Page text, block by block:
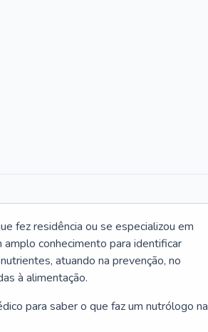
fez residência ou se especializou em
conhecimento para identificar
atuando na prevenção, no
à alimentação.
para saber o que faz um nutrólogo na